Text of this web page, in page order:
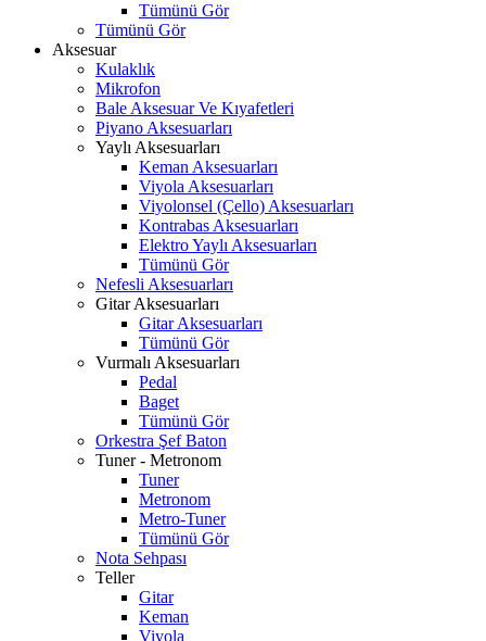
Tümünü Gör
Tümünü Gör
Aksesuar
Kulaklık
Mikrofon
Bale Aksesuar Ve Kıyafetleri
Piyano Aksesuarları
Yaylı Aksesuarları
Keman Aksesuarları
Viyola Aksesuarları
Viyolonsel (Çello) Aksesuarları
Kontrabas Aksesuarları
Elektro Yaylı Aksesuarları
Tümünü Gör
Nefesli Aksesuarları
Gitar Aksesuarları
Gitar Aksesuarları
Tümünü Gör
Vurmalı Aksesuarları
Pedal
Baget
Tümünü Gör
Orkestra Şef Baton
Tuner - Metronom
Tuner
Metronom
Metro-Tuner
Tümünü Gör
Nota Sehpası
Teller
Gitar
Keman
Viyola